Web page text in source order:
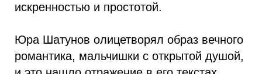
искренностью и простотой.
Юра Шатунов олицетворял образ вечного
романтика, мальчишки с открытой душой,